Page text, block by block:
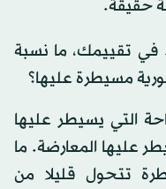
حقيقة.
في تقييمك، ما نسبة
مسيطرة عليها؟
التي يسيطر عليها
عليها المعارضة. ما
تتحول قليلا من